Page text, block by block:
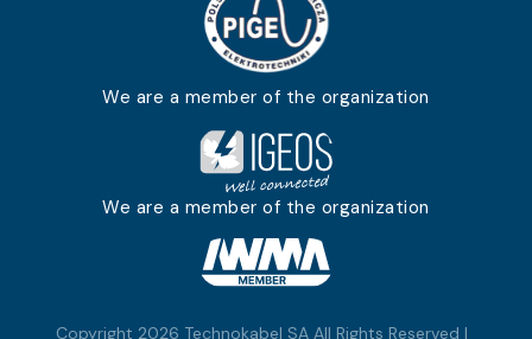
We are a member of the organization
We are a member of the organization
Copyright 2026 Technokabel SA All Rights Reserved |